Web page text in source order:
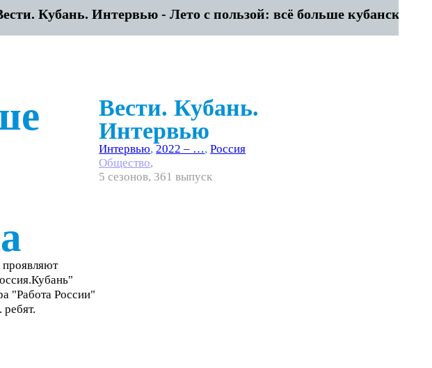
Кубань. Интервью - Лето с пользой: всё больше кубанских
проявляют
"Работа России"
Вести. Кубань.
Интервью
Интервью,2022 – …,Россия
Общество,
5 сезонов, 361 выпуск